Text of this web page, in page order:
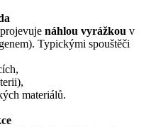
náhlou vyrážkou v
Typickými spouštěči
materiálů.